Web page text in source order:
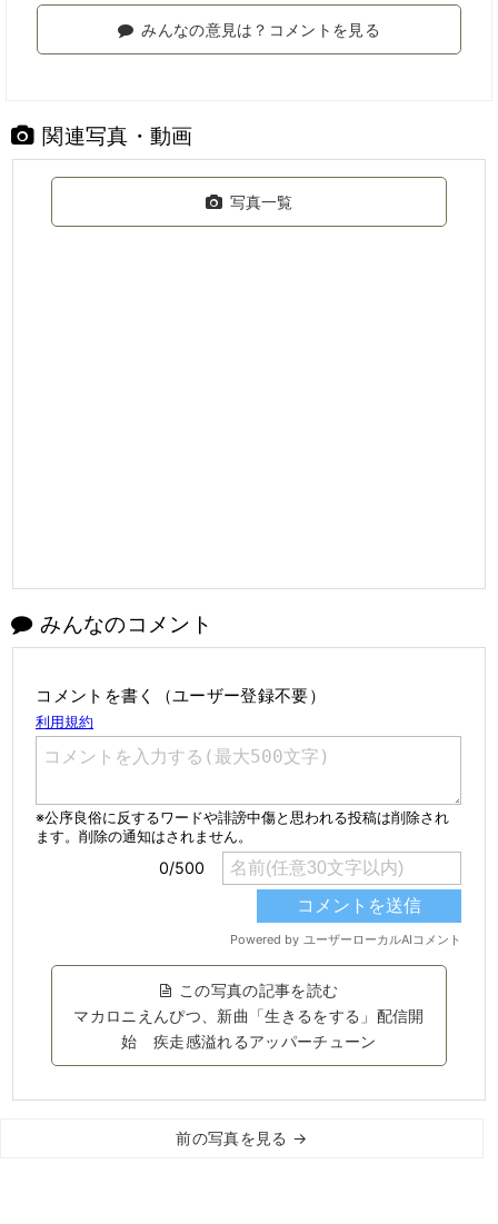
みんなの意見は？コメントを見る
関連写真・動画
写真一覧
みんなのコメント
コメントを書く（ユーザー登録不要）
この写真の記事を読む
マカロニえんぴつ、新曲「生きるをする」配信開
始 疾走感溢れるアッパーチューン
前の写真を見る →